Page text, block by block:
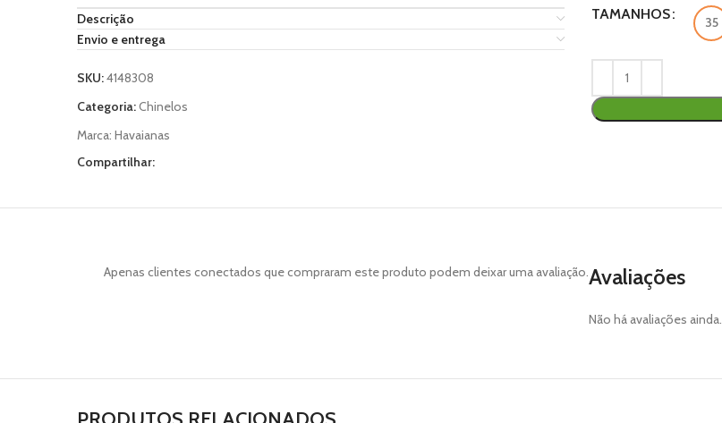
Descrição
Envio e entrega
SKU:4148308
Categoria:Chinelos
Marca: Havaianas
Compartilhar:
TAMANHOS
35
Avaliações
Não há avaliações ainda.
Apenas clientes conectados que compraram este produto podem deixar uma avaliação.